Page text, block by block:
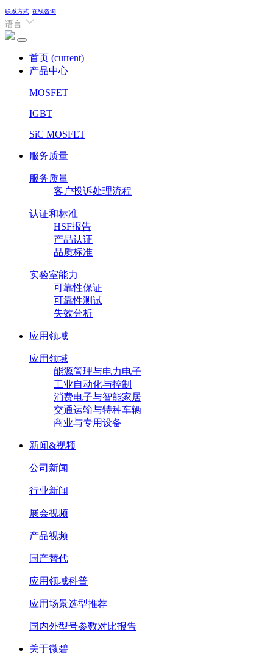
联系方式 在线咨询
语言
首页 (current)
产品中心
MOSFET
IGBT
SiC MOSFET
服务质量
服务质量
客户投诉处理流程
认证和标准
HSF报告
产品认证
品质标准
实验室能力
可靠性保证
可靠性测试
失效分析
应用领域
应用领域
能源管理与电力电子
工业自动化与控制
消费电子与智能家居
交通运输与特种车辆
商业与专用设备
新闻&视频
公司新闻
行业新闻
展会视频
产品视频
国产替代
应用领域科普
应用场景选型推荐
国内外型号参数对比报告
关于微碧